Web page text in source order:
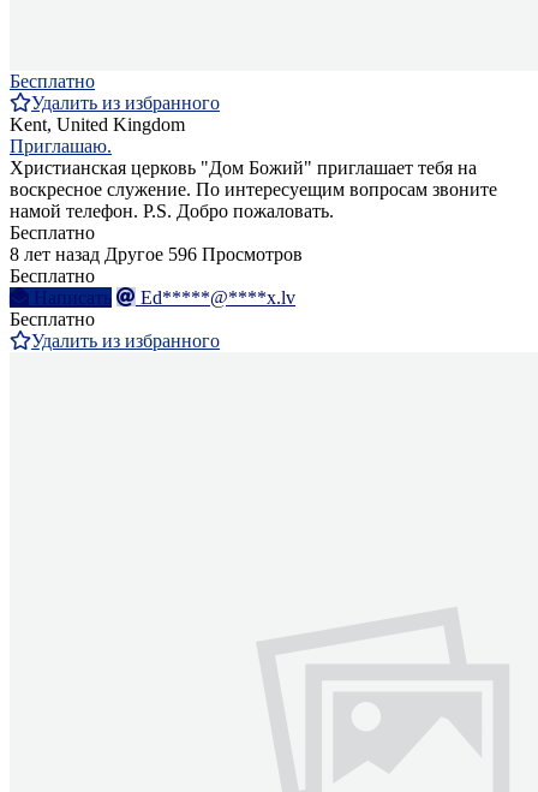
Бесплатно
Удалить из избранного
Kent, United Kingdom
Приглашаю.
Христианская церковь "Дом Божий" приглашает тебя на
воскресное служение. По интересуещим вопросам звоните
намой телефон. P.S. Добро пожаловать.
Бесплатно
8 лет назад Другое 596 Просмотров
Бесплатно
Написать
Ed*****@****x.lv
Бесплатно
Удалить из избранного